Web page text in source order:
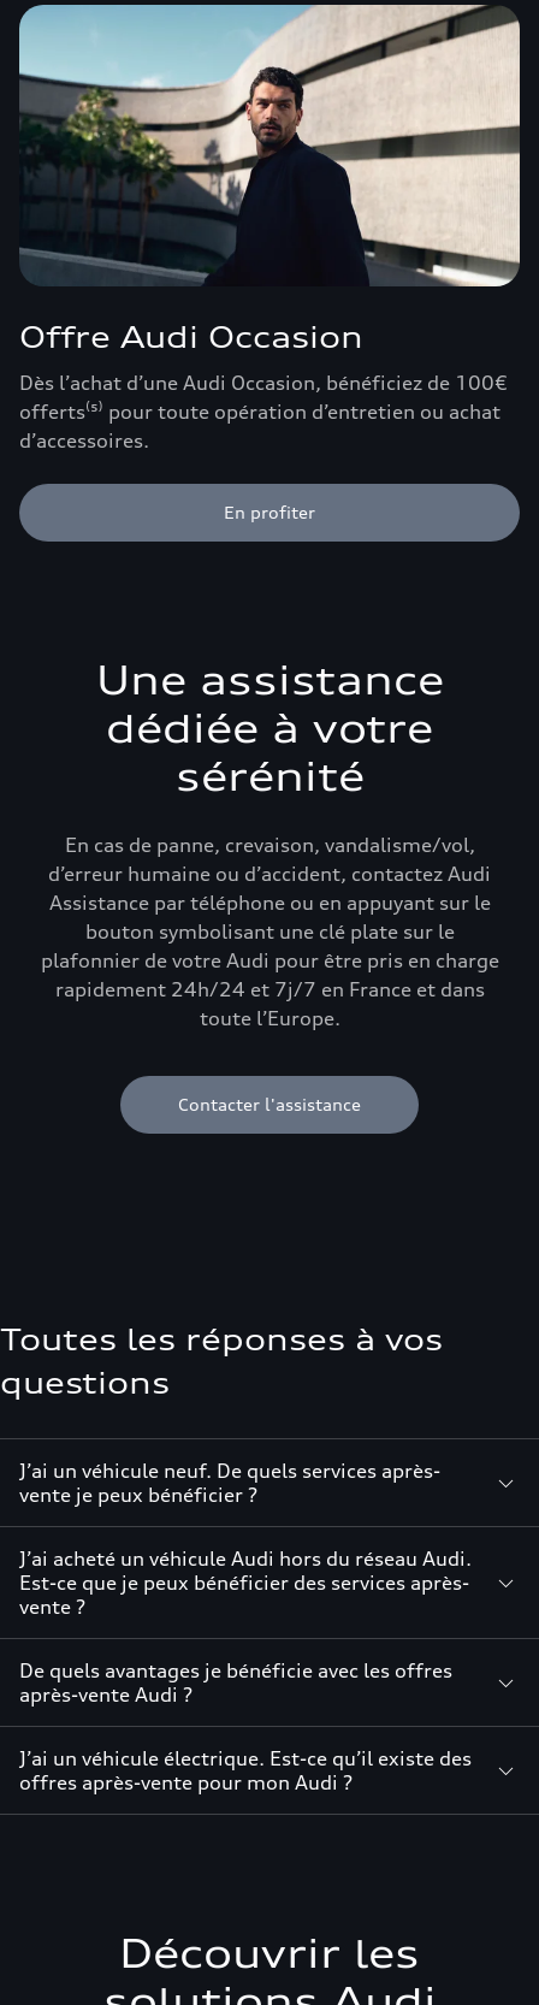
Offre Audi Occasion
Dès l’achat d’une Audi Occasion, bénéficiez de 100€
offerts⁽⁵⁾ pour toute opération d’entretien ou achat
d’accessoires.
En profiter
Une assistance
dédiée à votre
sérénité
En cas de panne, crevaison, vandalisme/vol,
d’erreur humaine ou d’accident, contactez Audi
Assistance par téléphone ou en appuyant sur le
bouton symbolisant une clé plate sur le
plafonnier de votre Audi pour être pris en charge
rapidement 24h/24 et 7j/7 en France et dans
toute l’Europe.
Contacter l'assistance
Toutes les réponses à vos
questions
J’ai un véhicule neuf. De quels services après-
vente je peux bénéficier ?
J’ai acheté un véhicule Audi hors du réseau Audi.
Est-ce que je peux bénéficier des services après-
vente ?
De quels avantages je bénéficie avec les offres
après-vente Audi ?
J’ai un véhicule électrique. Est-ce qu’il existe des
offres après-vente pour mon Audi ?
Découvrir les